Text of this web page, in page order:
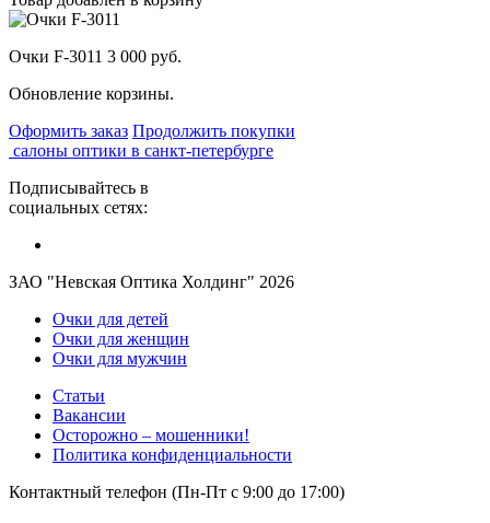
Очки F-3011 3 000 руб.
Обновление корзины.
Оформить заказ Продолжить покупки
салоны оптики в санкт-петербурге
Подписывайтесь в
социальных сетях:
ЗАО "Невская Оптика Холдинг" 2026
Очки для детей
Очки для женщин
Очки для мужчин
Статьи
Вакансии
Осторожно – мошенники!
Политика конфиденциальности
Контактный телефон (Пн-Пт с 9:00 до 17:00)